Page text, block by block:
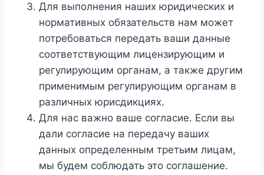
Для выполнения наших юридических и
нормативных обязательств нам может
потребоваться передать ваши данные
соответствующим лицензирующим и
регулирующим органам, а также другим
применимым регулирующим органам в
различных юрисдикциях.
Для нас важно ваше согласие. Если вы
дали согласие на передачу ваших
данных определенным третьим лицам,
мы будем соблюдать это соглашение.